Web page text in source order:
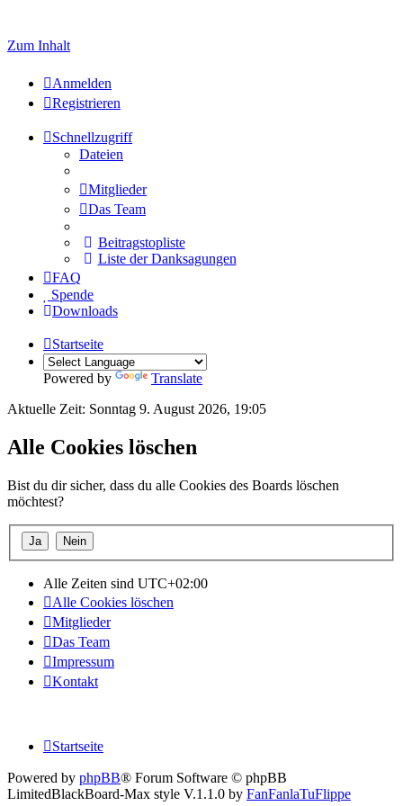
Zum Inhalt
Anmelden
Registrieren
Schnellzugriff
Dateien
Mitglieder
Das Team
Beitragstopliste
Liste der Danksagungen
FAQ
Spende
Downloads
Startseite
Powered by
Translate
Aktuelle Zeit: Sonntag 9. August 2026, 19:05
Alle Cookies löschen
Bist du dir sicher, dass du alle Cookies des Boards löschen
möchtest?
Alle Zeiten sind UTC+02:00
Alle Cookies löschen
Mitglieder
Das Team
Impressum
Kontakt
Startseite
Powered by phpBB® Forum Software © phpBB
LimitedBlackBoard-Max style V.1.1.0 by FanFanlaTuFlippe